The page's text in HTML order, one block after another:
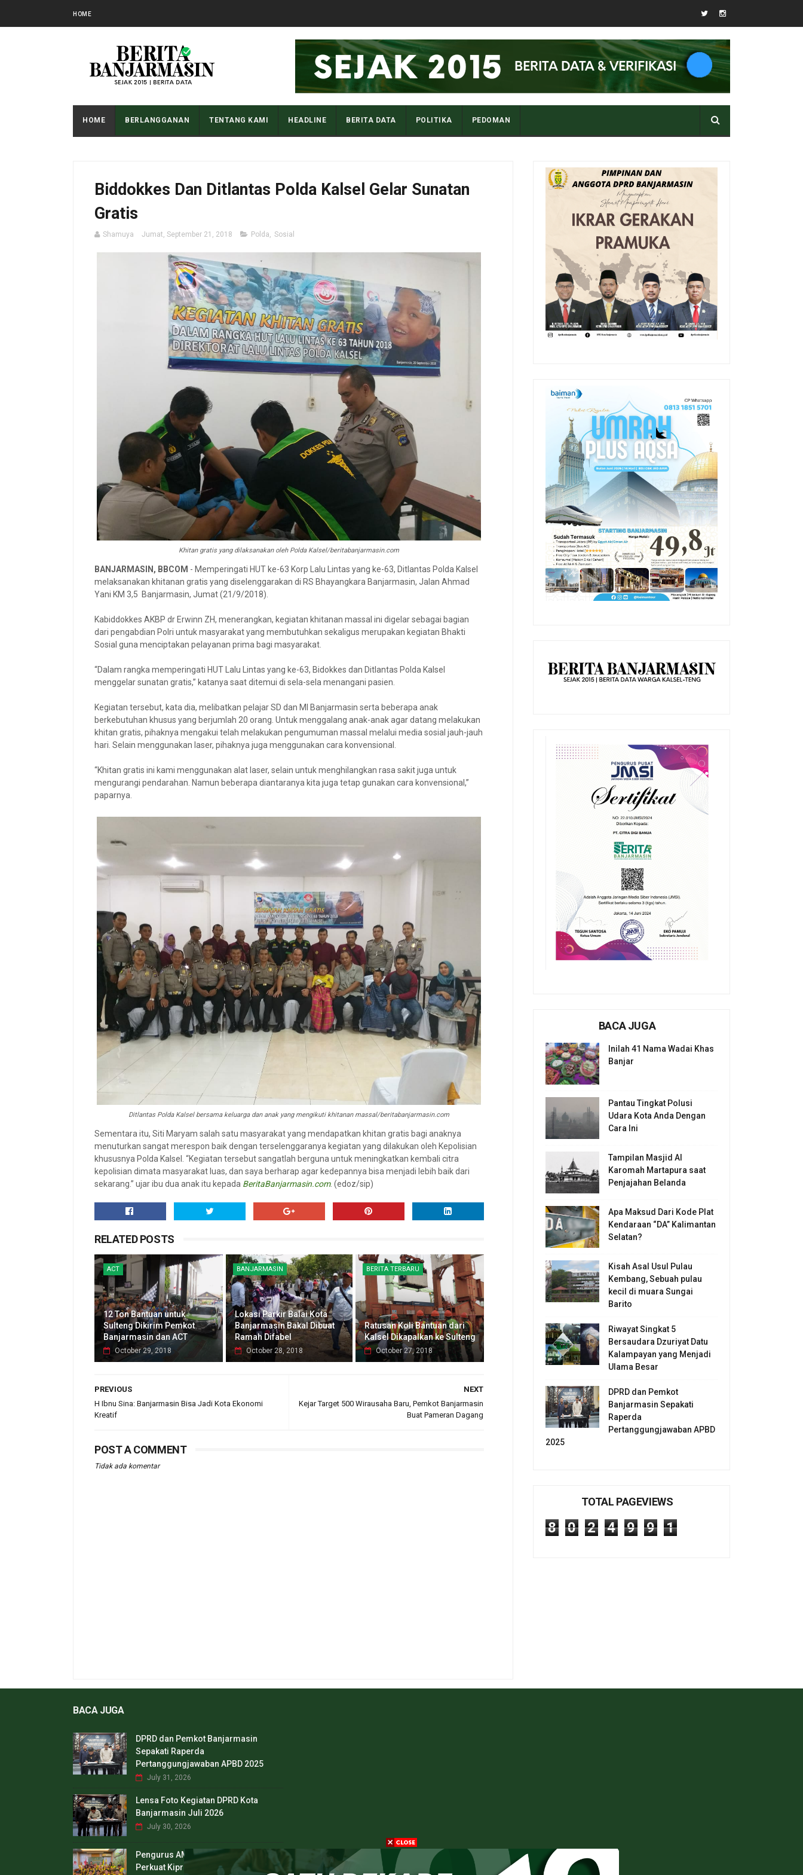
HOME
HOME BERLANGGANAN TENTANG KAMI HEADLINE BERITA DATA POLITIKA PEDOMAN
Biddokkes Dan Ditlantas Polda Kalsel Gelar Sunatan
Gratis
Shamuya Jumat, September 21, 2018 Polda, Sosial
Khitan gratis yang dilaksanakan oleh Polda Kalsel/beritabanjarmasin.com
BANJARMASIN, BBCOM - Memperingati HUT ke-63 Korp Lalu Lintas yang ke-63, Ditlantas Polda Kalsel
melaksanakan khitanan gratis yang diselenggarakan di RS Bhayangkara Banjarmasin, Jalan Ahmad
Yani KM 3,5 Banjarmasin, Jumat (21/9/2018).
Kabiddokkes AKBP dr Erwinn ZH, menerangkan, kegiatan khitanan massal ini digelar sebagai bagian
dari pengabdian Polri untuk masyarakat yang membutuhkan sekaligus merupakan kegiatan Bhakti
Sosial guna menciptakan pelayanan prima bagi masyarakat.
“Dalam rangka memperingati HUT Lalu Lintas yang ke-63, Bidokkes dan Ditlantas Polda Kalsel
menggelar sunatan gratis,” katanya saat ditemui di sela-sela menangani pasien.
Kegiatan tersebut, kata dia, melibatkan pelajar SD dan MI Banjarmasin serta beberapa anak
berkebutuhan khusus yang berjumlah 20 orang. Untuk menggalang anak-anak agar datang melakukan
khitan gratis, pihaknya mengakui telah melakukan pengumuman massal melalui media sosial jauh-jauh
hari. Selain menggunakan laser, pihaknya juga menggunakan cara konvensional.
“Khitan gratis ini kami menggunakan alat laser, selain untuk menghilangkan rasa sakit juga untuk
mengurangi pendarahan. Namun beberapa diantaranya kita juga tetap gunakan cara konvensional,”
paparnya.
Ditlantas Polda Kalsel bersama keluarga dan anak yang mengikuti khitanan massal/beritabanjarmasin.com
Sementara itu, Siti Maryam salah satu masyarakat yang mendapatkan khitan gratis bagi anaknya
menuturkan sangat merespon baik dengan terselenggaranya kegiatan yang dilakukan oleh Kepolisian
khususnya Polda Kalsel. “Kegiatan tersebut sangatlah berguna untuk meningkatkan kembali citra
kepolisian dimata masyarakat luas, dan saya berharap agar kedepannya bisa menjadi lebih baik dari
sekarang.” ujar ibu dua anak itu kepada BeritaBanjarmasin.com. (edoz/sip)
RELATED POSTS
ACT
12 Ton Bantuan untuk
Sulteng Dikirim Pemkot
Banjarmasin dan ACT
October 29, 2018
BANJARMASIN
Lokasi Parkir Balai Kota
Banjarmasin Bakal Dibuat
Ramah Difabel
October 28, 2018
BERITA TERBARU
Ratusan Koli Bantuan dari
Kalsel Dikapalkan ke Sulteng
October 27, 2018
NEXT
Kejar Target 500 Wirausaha Baru, Pemkot Banjarmasin
Buat Pameran Dagang
PREVIOUS
H Ibnu Sina: Banjarmasin Bisa Jadi Kota Ekonomi
Kreatif
POST A COMMENT
Tidak ada komentar
BACA JUGA
Inilah 41 Nama Wadai Khas
Banjar
Pantau Tingkat Polusi
Udara Kota Anda Dengan
Cara Ini
Tampilan Masjid Al
Karomah Martapura saat
Penjajahan Belanda
Apa Maksud Dari Kode Plat
Kendaraan “DA” Kalimantan
Selatan?
Kisah Asal Usul Pulau
Kembang, Sebuah pulau
kecil di muara Sungai
Barito
Riwayat Singkat 5
Bersaudara Dzuriyat Datu
Kalampayan yang Menjadi
Ulama Besar
DPRD dan Pemkot
Banjarmasin Sepakati
Raperda
Pertanggungjawaban APBD
2025
TOTAL PAGEVIEWS
8 0 2 4 9 9 1
BACA JUGA
DPRD dan Pemkot Banjarmasin
Sepakati Raperda
Pertanggungjawaban APBD 2025
July 31, 2026
Lensa Foto Kegiatan DPRD Kota
Banjarmasin Juli 2026
July 30, 2026
Pengurus AMBB Jawa Timur Dilantik,
Perkuat Kiprah Generasi Muda Banjar